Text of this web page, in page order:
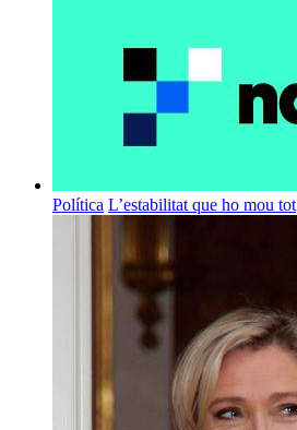
Política L’estabilitat que ho mou tot